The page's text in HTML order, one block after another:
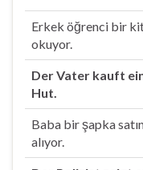
Erkek öğrenci bir
okuyor.
Der Vater kauft
Hut.
Baba bir şapka
alıyor.